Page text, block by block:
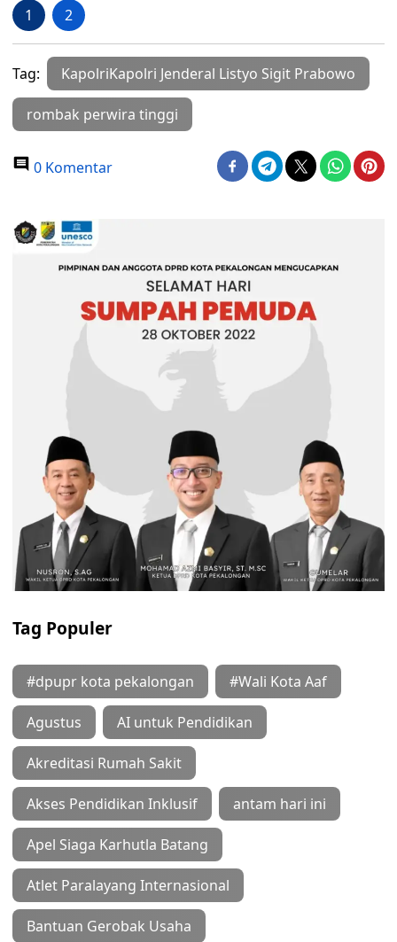
1 2
Tag: KapolriKapolri Jenderal Listyo Sigit Prabowo
rombak perwira tinggi
0 Komentar
Tag Populer
#dpupr kota pekalongan #Wali Kota Aaf
Agustus AI untuk Pendidikan
Akreditasi Rumah Sakit
Akses Pendidikan Inklusif antam hari ini
Apel Siaga Karhutla Batang
Atlet Paralayang Internasional
Bantuan Gerobak Usaha